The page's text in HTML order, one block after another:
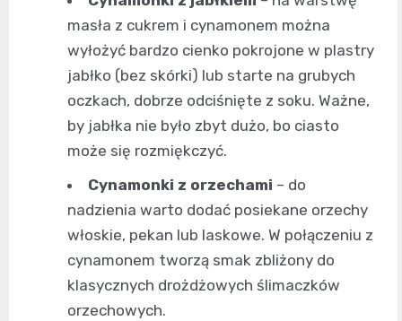
masła z cukrem i cynamonem można
wyłożyć bardzo cienko pokrojone w plastry
jabłko (bez skórki) lub starte na grubych
oczkach, dobrze odciśnięte z soku. Ważne,
by jabłka nie było zbyt dużo, bo ciasto
może się rozmiękczyć.
Cynamonki z orzechami – do
nadzienia warto dodać posiekane orzechy
włoskie, pekan lub laskowe. W połączeniu z
cynamonem tworzą smak zbliżony do
klasycznych drożdżowych ślimaczków
orzechowych.